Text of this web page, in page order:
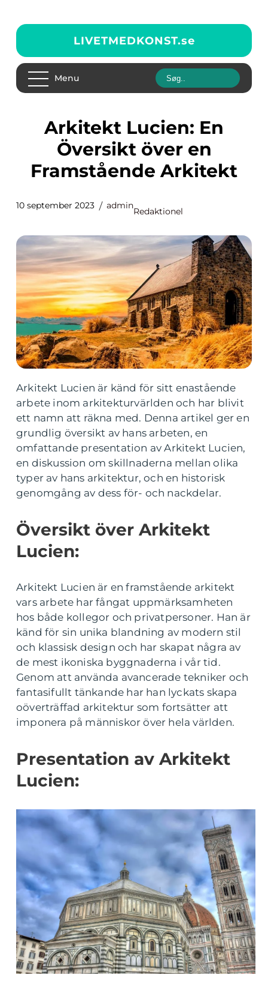
LIVETMEDKONST.se
Menu
Arkitekt Lucien: En
Översikt över en
Framstående Arkitekt
10 september 2023 admin
Redaktionel
Arkitekt Lucien är känd för sitt enastående
arbete inom arkitekturvärlden och har blivit
ett namn att räkna med. Denna artikel ger en
grundlig översikt av hans arbeten, en
omfattande presentation av Arkitekt Lucien,
en diskussion om skillnaderna mellan olika
typer av hans arkitektur, och en historisk
genomgång av dess för- och nackdelar.
Översikt över Arkitekt
Lucien:
Arkitekt Lucien är en framstående arkitekt
vars arbete har fångat uppmärksamheten
hos både kollegor och privatpersoner. Han är
känd för sin unika blandning av modern stil
och klassisk design och har skapat några av
de mest ikoniska byggnaderna i vår tid.
Genom att använda avancerade tekniker och
fantasifullt tänkande har han lyckats skapa
oöverträffad arkitektur som fortsätter att
imponera på människor över hela världen.
Presentation av Arkitekt
Lucien: